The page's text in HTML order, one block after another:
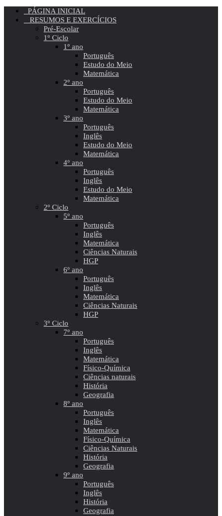
PÁGINA INICIAL
RESUMOS E EXERCÍCIOS
Pré-Escolar
1º Ciclo
1º ano
Português
Estudo do Meio
Matemática
2º ano
Português
Estudo do Meio
Matemática
3º ano
Português
Inglês
Estudo do Meio
Matemática
4º ano
Português
Inglês
Estudo do Meio
Matemática
2º Ciclo
5º ano
Português
Inglês
Matemática
Ciências Naturais
HGP
6º ano
Português
Inglês
Matemática
Ciências Naturais
HGP
3º Ciclo
7º ano
Português
Inglês
Matemática
Físico-Química
Ciências naturais
História
Geografia
8º ano
Português
Inglês
Matemática
Físico-Química
Ciências Naturais
História
Geografia
9º ano
Português
Inglês
História
Geografia